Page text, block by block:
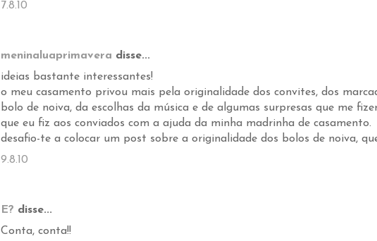
7.8.10
meninaluaprimavera disse...
ideias bastante interessantes!
o meu casamento privou mais pela originalidade dos convites, dos
bolo de noiva, da escolhas da música e de algumas surpresas que me
que eu fiz aos conviados com a ajuda da minha madrinha de casamento.
desafio-te a colocar um post sobre a originalidade dos bolos de noiva,
9.8.10
E? disse...
Conta, conta!!